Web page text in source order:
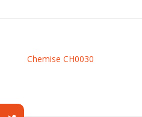
Chemise CH0030